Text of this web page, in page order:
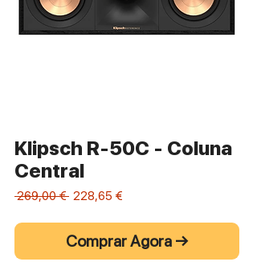
Klipsch R-50C - Coluna
Central
269,00 € Preço
228,65 €
Comprar Agora →